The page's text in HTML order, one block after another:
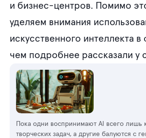
и бизнес-центров. Помимо
уделяем внимания
искусственного интеллекта в
чем подробнее рассказали у
Пока одни воспринимают AI всего лишь
творческих задач, а другие балуются с